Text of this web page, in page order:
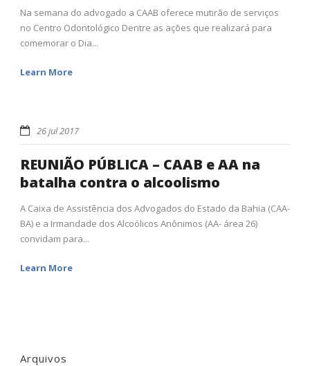
Na semana do advogado a CAAB oferece mutirão de serviços
no Centro Odontológico Dentre as ações que realizará para
comemorar o Dia...
Learn More
26 jul 2017
REUNIÃO PÚBLICA – CAAB e AA na
batalha contra o alcoolismo
A Caixa de Assistência dos Advogados do Estado da Bahia (CAA-
BA) e a Irmandade dos Alcoólicos Anônimos (AA- área 26)
convidam para...
Learn More
Arquivos